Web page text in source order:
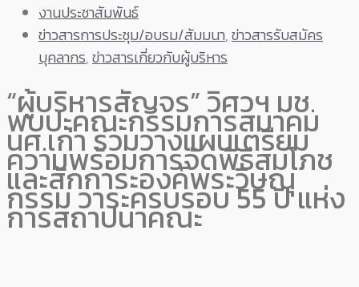
งานประชาสัมพันธ์
ข่าวสารการประชุม/อบรม/สัมมนา,ข่าวสารรับสมัคร
บุคลากร,ข่าวสารเกี่ยวกับผู้บริหาร
“ผู้บริหารสัญจร” วิศวฯ มช.
พบปะคณะกรรมการสมาคม
นศ.เก่า ร่วมวางแผนเตรียม
ความพร้อมการจัดพิธีสมโภช
และสักการะองค์พระวิษณุ
กรรม วาระครบรอบ 55 ปี แห่ง
การสถาปนาคณะ